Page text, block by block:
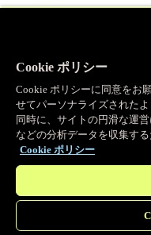
Object Storage
送信量ゼロで大容
プログラマブルキ
Cookie ポリシー
Cookie ポリシーに同意をお
せてパーソナライズされた
同時に、サイトの円滑な運
などの分析データを収集す
Cookie ポリシー